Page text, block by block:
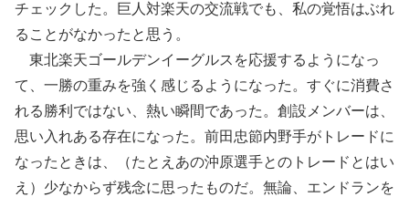
チェックした。巨人対楽天の交流戦でも、私の覚悟はぶれ
ることがなかったと思う。
東北楽天ゴールデンイーグルスを応援するようになっ
て、一勝の重みを強く感じるようになった。すぐに消費さ
れる勝利ではない、熱い瞬間であった。創設メンバーは、
思い入れある存在になった。前田忠節内野手がトレードに
なったときは、（たとえあの沖原選手とのトレードとはい
え）少なからず残念に思ったものだ。無論、エンドランを